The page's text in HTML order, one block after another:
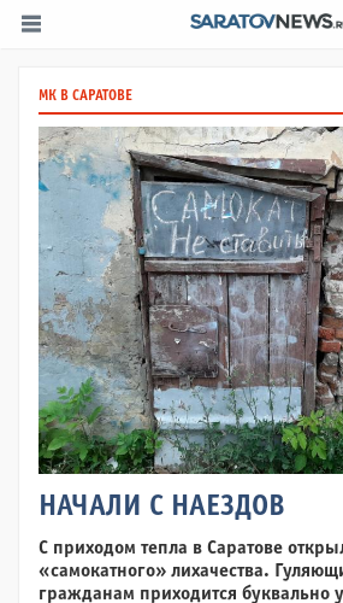
МК В САРАТОВЕ
НАЧАЛИ С НАЕЗДОВ
С приходом тепла в Саратове
«самокатного» лихачества.
гражданам приходится буквально